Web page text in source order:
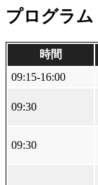
プログラム
時間
09:15-16:00
09:30
09:30